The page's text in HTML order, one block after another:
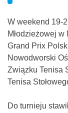
W weekend 19-
Młodzieżowej
Grand Prix
Nowodworski
Związku Tenisa
Tenisa
Do turnieju